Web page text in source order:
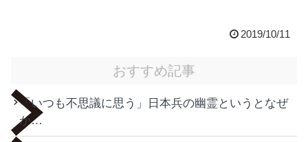
2019/10/11
おすすめ記事
「いつも不思議に思う」日本兵の幽霊というとなぜ
か…